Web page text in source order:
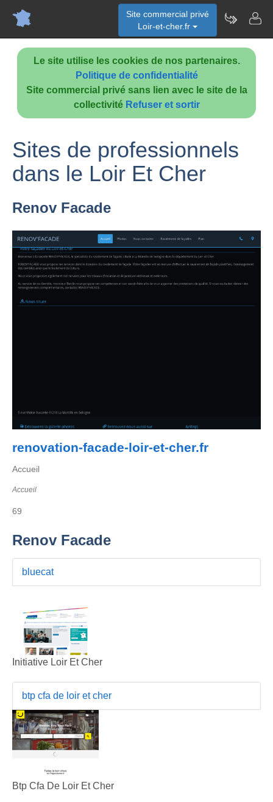
Le site utilise les cookies de nos partenaires.
Politique de confidentialité
Site commercial privé sans lien avec le site de la
collectivité Refuser et sortir
Site commercial privé
Loir-et-cher.fr
Sites de professionnels
dans le Loir Et Cher
Renov Facade
renovation-facade-loir-et-cher.fr
Accueil
Accueil
69
Renov Facade
bluecat
Initiative Loir Et Cher
btp cfa de loir et cher
Btp Cfa De Loir Et Cher